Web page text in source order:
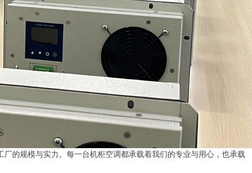
的规模与实力。每一台机柜空调都承载着我们的专业与用心，也承载